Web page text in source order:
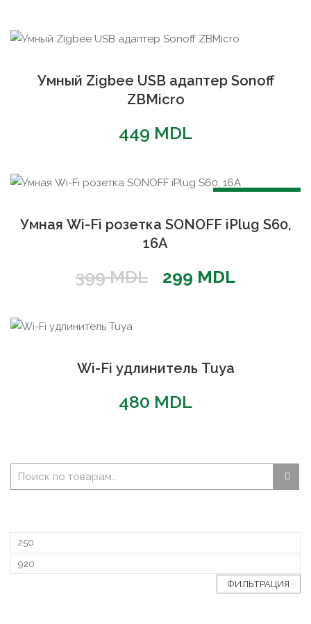
Умный Zigbee USB адаптер Sonoff
ZBMicro
449 MDL
Умная Wi-Fi розетка SONOFF iPlug S60,
16A
399MDL
Первоначальная
299 MDLТекущая
Wi-Fi удлинитель Tuya
480 MDL
ФИЛЬТРАЦИЯ